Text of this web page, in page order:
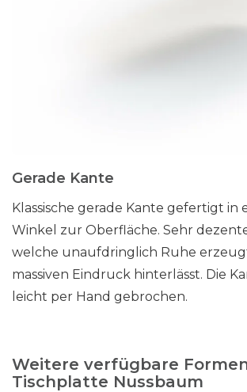
Gerade Kante
Klassische gerade Kante gefertigt in
Winkel zur Oberfläche. Sehr
welche unaufdringlich Ruhe
massiven Eindruck hinterlässt. Die
leicht per Hand gebrochen.
Weitere verfügbare
Tischplatte Nussbaum